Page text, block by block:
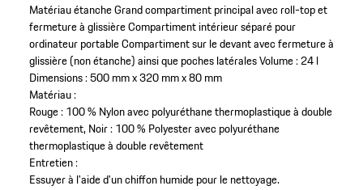
Matériau étancheGrand compartiment principal avec roll-top et
fermeture à glissièreCompartiment intérieur séparé pour
ordinateur portableCompartiment sur le devant avec fermeture à
glissière (non étanche) ainsi que poches latéralesVolume : 24 l
Dimensions : 500 mm x 320 mm x 80 mm
Matériau :
Rouge : 100 % Nylon avec polyuréthane thermoplastique à double
revêtement, Noir : 100 % Polyester avec polyuréthane
thermoplastique à double revêtement
Entretien :
Essuyer à l'aide d'un chiffon humide pour le nettoyage.